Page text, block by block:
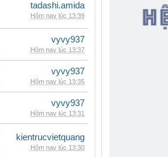
tadashi.amida
Hôm nay lúc 13:39
vyvy937
Hôm nay lúc 13:37
vyvy937
Hôm nay lúc 13:35
vyvy937
Hôm nay lúc 13:31
kientrucvietquang
Hôm nay lúc 13:30